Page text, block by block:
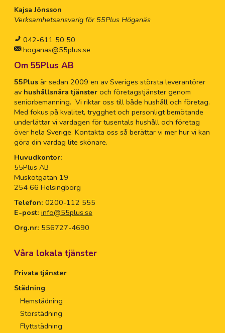
Kajsa Jönsson
Verksamhetsansvarig för 55Plus Höganäs
042-611 50 50
hoganas@55plus.se
Om 55Plus AB
55Plusär sedan 2009 en av Sveriges största leverantörer
av hushållsnära tjänsteroch företagstjänster genom
seniorbemanning. Vi riktar oss till både hushåll och företag.
Med fokus på kvalitet, trygghet och personligt bemötande
underlättar vi vardagen för tusentals hushåll och företag
över hela Sverige. Kontakta oss så berättar vi mer hur vi kan
göra din vardag lite skönare.
Huvudkontor:
55Plus AB
Muskötgatan 19
254 66 Helsingborg
Telefon: 0200-112 555
E-post: info@55plus.se
Org.nr: 556727-4690
Våra lokala tjänster
Privata tjänster
Städning
Hemstädning
Storstädning
Flyttstädning